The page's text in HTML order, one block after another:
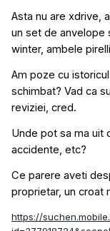
Asta nu are xdrive,
un set de anvelope
winter, ambele
Am poze cu
schimbat? Vad ca
reviziei, cred.
Unde pot sa ma uit
accidente, etc?
Ce parere aveti
proprietar, un croat
https://